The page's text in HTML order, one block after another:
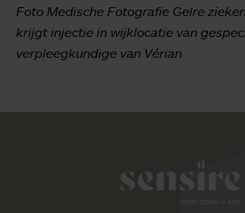
Foto Medische Fotografie Gelre
krijgt injectie in wijklocatie van
verpleegkundige van Vérian